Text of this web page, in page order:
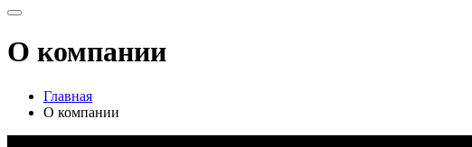
О компании
Главная
О компании